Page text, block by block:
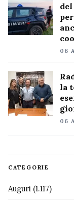
06
la
06
CATEGORIE
Auguri (1.117)